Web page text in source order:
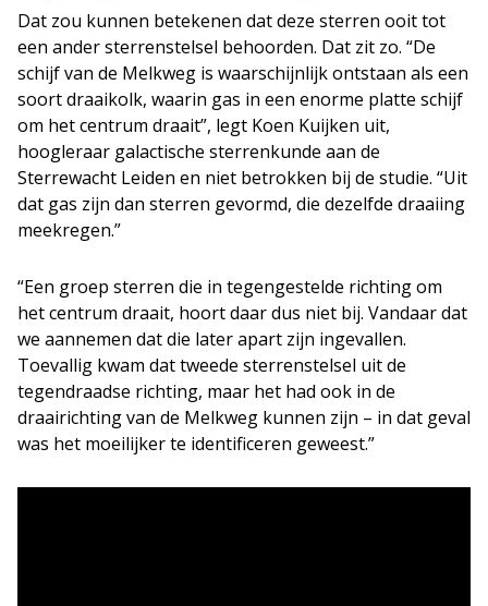
Dat zou kunnen betekenen dat deze sterren ooit tot
een ander sterrenstelsel behoorden. Dat zit zo. “De
schijf van de Melkweg is waarschijnlijk ontstaan als een
soort draaikolk, waarin gas in een enorme platte schijf
om het centrum draait”, legt Koen Kuijken uit,
hoogleraar galactische sterrenkunde aan de
Sterrewacht Leiden en niet betrokken bij de studie. “Uit
dat gas zijn dan sterren gevormd, die dezelfde draaiing
meekregen.”
“Een groep sterren die in tegengestelde richting om
het centrum draait, hoort daar dus niet bij. Vandaar dat
we aannemen dat die later apart zijn ingevallen.
Toevallig kwam dat tweede sterrenstelsel uit de
tegendraadse richting, maar het had ook in de
draairichting van de Melkweg kunnen zijn – in dat geval
was het moeilijker te identificeren geweest.”